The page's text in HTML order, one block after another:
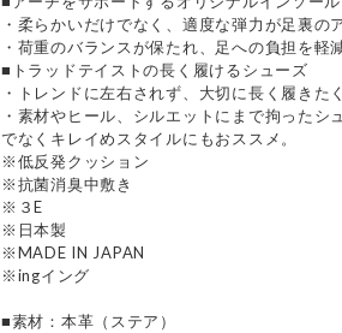
・柔らかいだけでなく、適度な弾力が足裏の
・荷重のバランスが保たれ、足への負担を軽減
■トラッドテイストの長く履けるシューズ
・トレンドに左右されず、大切に長く履きた
・素材やヒール、シルエットにまで拘ったシ
でなくキレイめスタイルにもおススメ。
※低反発クッション
※抗菌消臭中敷き
※３E
※日本製
※MADE IN JAPAN
※ingイング
■素材：本革（ステア）